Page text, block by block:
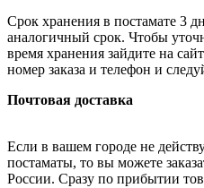
Срок хранения в постамате 3
аналогичный срок. Чтобы
время хранения зайдите на
номер заказа и телефон и
Почтовая доставка
Если в вашем городе не
постаматы, то вы можете
России. Сразу по прибытии